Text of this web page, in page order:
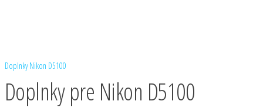
Doplnky Nikon D5100
Doplnky pre Nikon D5100